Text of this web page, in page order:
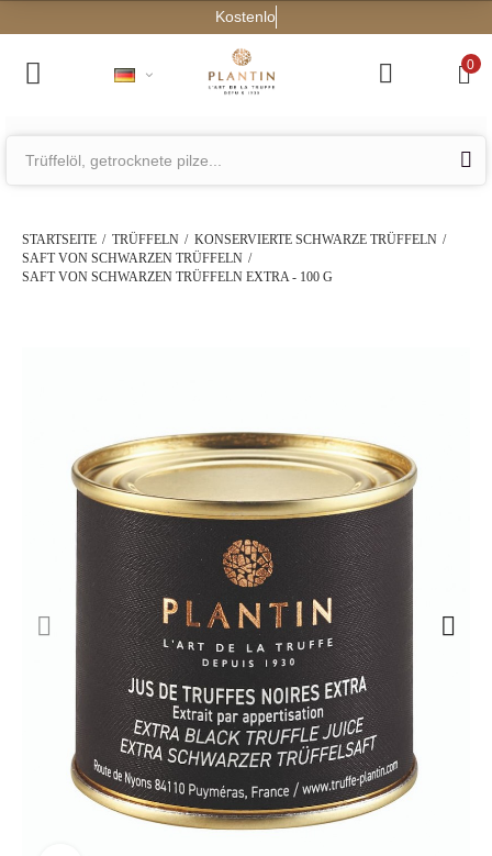
Kostenloser Versand a
0
STARTSEITE TRÜFFELN
KONSERVIERTE SCHWARZE TRÜFFELN
SAFT VON SCHWARZEN TRÜFFELN
SAFT VON SCHWARZEN TRÜFFELN EXTRA - 100 G